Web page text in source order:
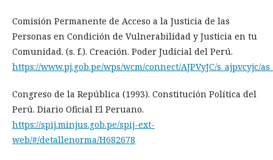
Comisión Permanente de Acceso a la Justicia de las
Personas en Condición de Vulnerabilidad y Justicia en tu
Comunidad. (s. f.). Creación. Poder Judicial del Perú.
https://www.pj.gob.pe/wps/wcm/connect/AJPVyJC/s_ajpvcyjc/
Congreso de la República (1993). Constitución Política del
Perú. Diario Oficial El Peruano.
https://spij.minjus.gob.pe/spij-ext-
web/#/detallenorma/H682678